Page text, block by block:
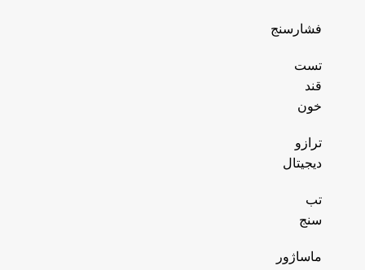
فشارسنج
تست
قند
خون
ترازو
دیجیتال
تب
سنج
ماساژور